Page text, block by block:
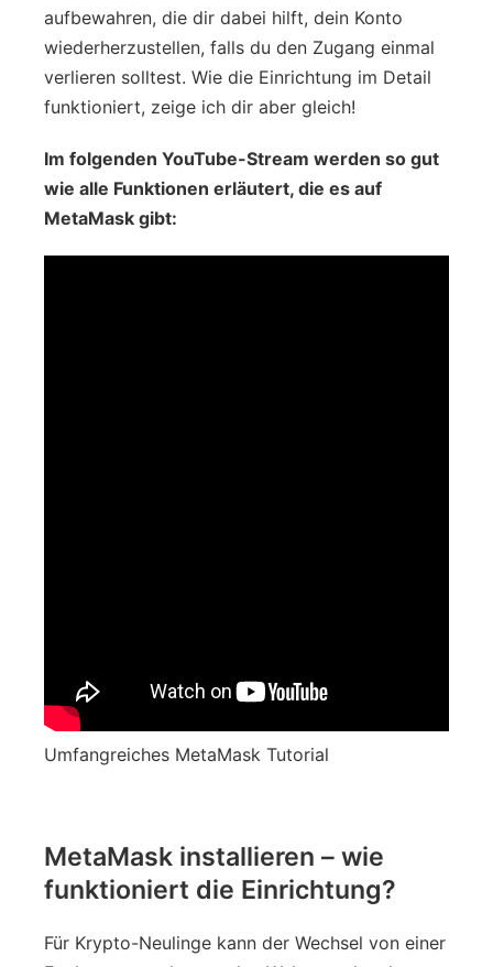
aufbewahren, die dir dabei hilft, dein Konto
wiederherzustellen, falls du den Zugang einmal
verlieren solltest. Wie die Einrichtung im Detail
funktioniert, zeige ich dir aber gleich!
Im folgenden YouTube-Stream werden so gut
wie alle Funktionen erläutert, die es auf
MetaMask gibt:
Umfangreiches MetaMask Tutorial
MetaMask installieren – wie
funktioniert die Einrichtung?
Für Krypto-Neulinge kann der Wechsel von einer